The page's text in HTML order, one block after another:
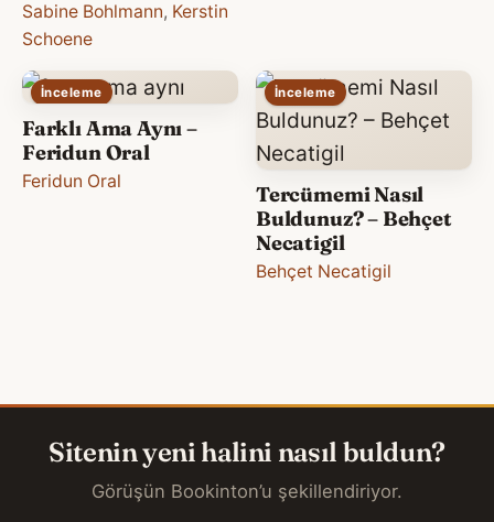
Sabine Bohlmann, Kerstin
Schoene
İnceleme
Farklı Ama Aynı –
Feridun Oral
Feridun Oral
İnceleme
Tercümemi Nasıl
Buldunuz? – Behçet
Necatigil
Behçet Necatigil
Sitenin yeni halini nasıl buldun?
Görüşün Bookinton’u şekillendiriyor.